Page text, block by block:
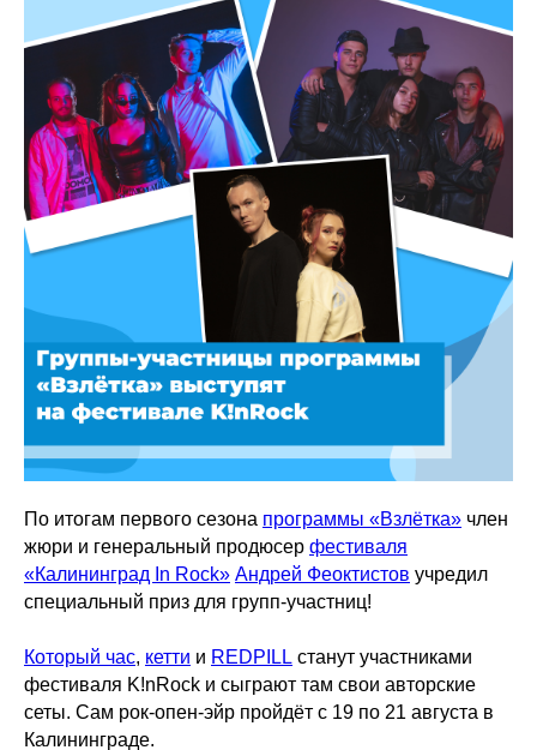
По итогам первого сезона программы «Взлётка» член
жюри и генеральный продюсер фестиваля
«Калининград In Rock» Андрей Феоктистов учредил
специальный приз для групп-участниц!
Который час, кетти и REDPILL станут участниками
фестиваля K!nRock и сыграют там свои авторские
сеты. Сам рок-опен-эйр пройдёт с 19 по 21 августа в
Калининграде.